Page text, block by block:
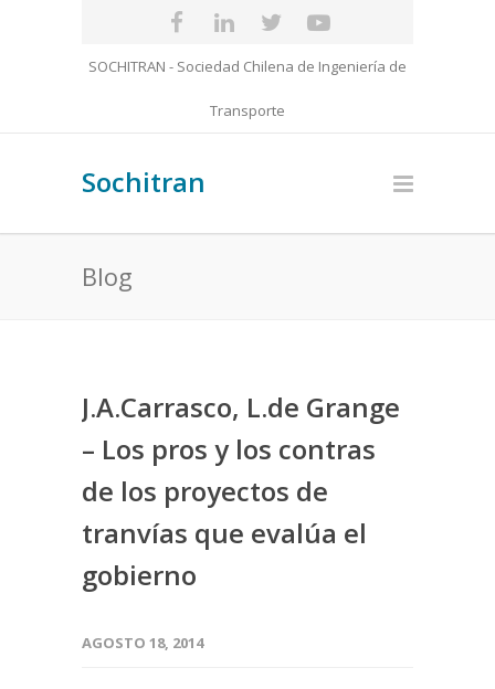
SOCHITRAN - Sociedad Chilena de Ingeniería de
Transporte
Sochitran
Blog
J.A.Carrasco, L.de Grange
– Los pros y los contras
de los proyectos de
tranvías que evalúa el
gobierno
AGOSTO 18, 2014